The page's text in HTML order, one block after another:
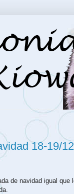
18-19/
de navidad igual